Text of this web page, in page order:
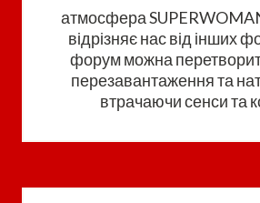
атмосфера
відрізняє нас від інших
форум можна
перезавантаження та
втрачаючи сенси та